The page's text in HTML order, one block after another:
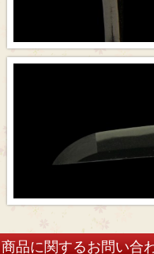
商品に関するお問い合